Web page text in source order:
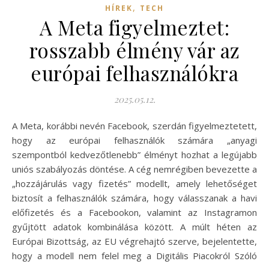
HÍREK, TECH
A Meta figyelmeztet:
rosszabb élmény vár az
európai felhasználókra
2025.05.12.
A Meta, korábbi nevén Facebook, szerdán figyelmeztetett,
hogy az európai felhasználók számára „anyagi
szempontból kedvezőtlenebb” élményt hozhat a legújabb
uniós szabályozás döntése. A cég nemrégiben bevezette a
„hozzájárulás vagy fizetés” modellt, amely lehetőséget
biztosít a felhasználók számára, hogy válasszanak a havi
előfizetés és a Facebookon, valamint az Instagramon
gyűjtött adatok kombinálása között. A múlt héten az
Európai Bizottság, az EU végrehajtó szerve, bejelentette,
hogy a modell nem felel meg a Digitális Piacokról Szóló